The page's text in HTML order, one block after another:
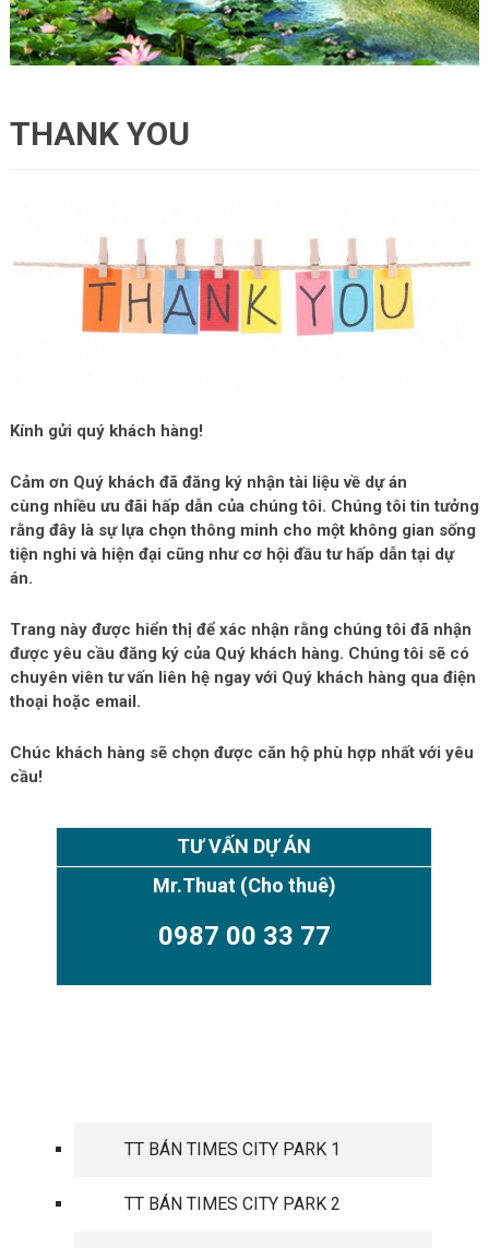
THANK YOU
Kính gửi quý khách hàng!
Cảm ơn Quý khách đã đăng ký nhận tài liệu về dự án
cùng nhiều ưu đãi hấp dẫn của chúng tôi. Chúng tôi tin tưởng
rằng đây là sự lựa chọn thông minh cho một không gian sống
tiện nghi và hiện đại cũng như cơ hội đầu tư hấp dẫn tại dự
án.
Trang này được hiển thị để xác nhận rằng chúng tôi đã nhận
được yêu cầu đăng ký của Quý khách hàng. Chúng tôi sẽ có
chuyên viên tư vấn liên hệ ngay với Quý khách hàng qua điện
thoại hoặc email.
Chúc khách hàng sẽ chọn được căn hộ phù hợp nhất với yêu
cầu!
TƯ VẤN DỰ ÁN
Mr.Thuat (Cho thuê)
0987 00 33 77
TT BÁN TIMES CITY PARK 1
TT BÁN TIMES CITY PARK 2